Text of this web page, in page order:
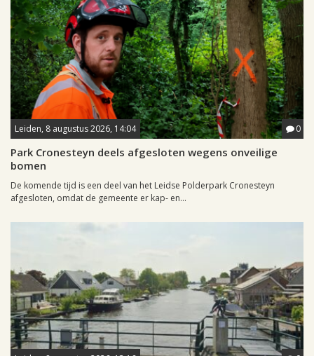
Leiden, 8 augustus 2026, 14:04 0
Park Cronesteyn deels afgesloten wegens onveilige
bomen
De komende tijd is een deel van het Leidse Polderpark Cronesteyn
afgesloten, omdat de gemeente er kap- en...